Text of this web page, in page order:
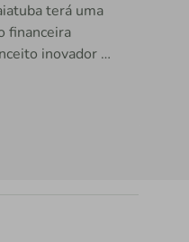
terá uma
financeira
inovador de